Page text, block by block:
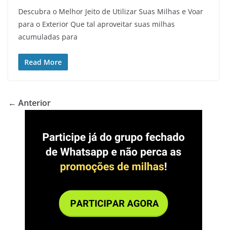
Descubra o Melhor Jeito de Utilizar Suas Milhas e Voar
para o Exterior Que tal aproveitar suas milhas
acumuladas para
Read More
← Anterior